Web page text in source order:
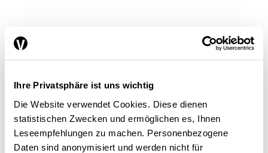
Ihre Privatsphäre ist uns wichtig
Die Website verwendet Cookies. Diese dienen
statistischen Zwecken und ermöglichen es, Ihnen
Leseempfehlungen zu machen. Personenbezogene
Daten sind anonymisiert und werden nicht für
Profiter pleinement des atouts de la
La numérisation modifie